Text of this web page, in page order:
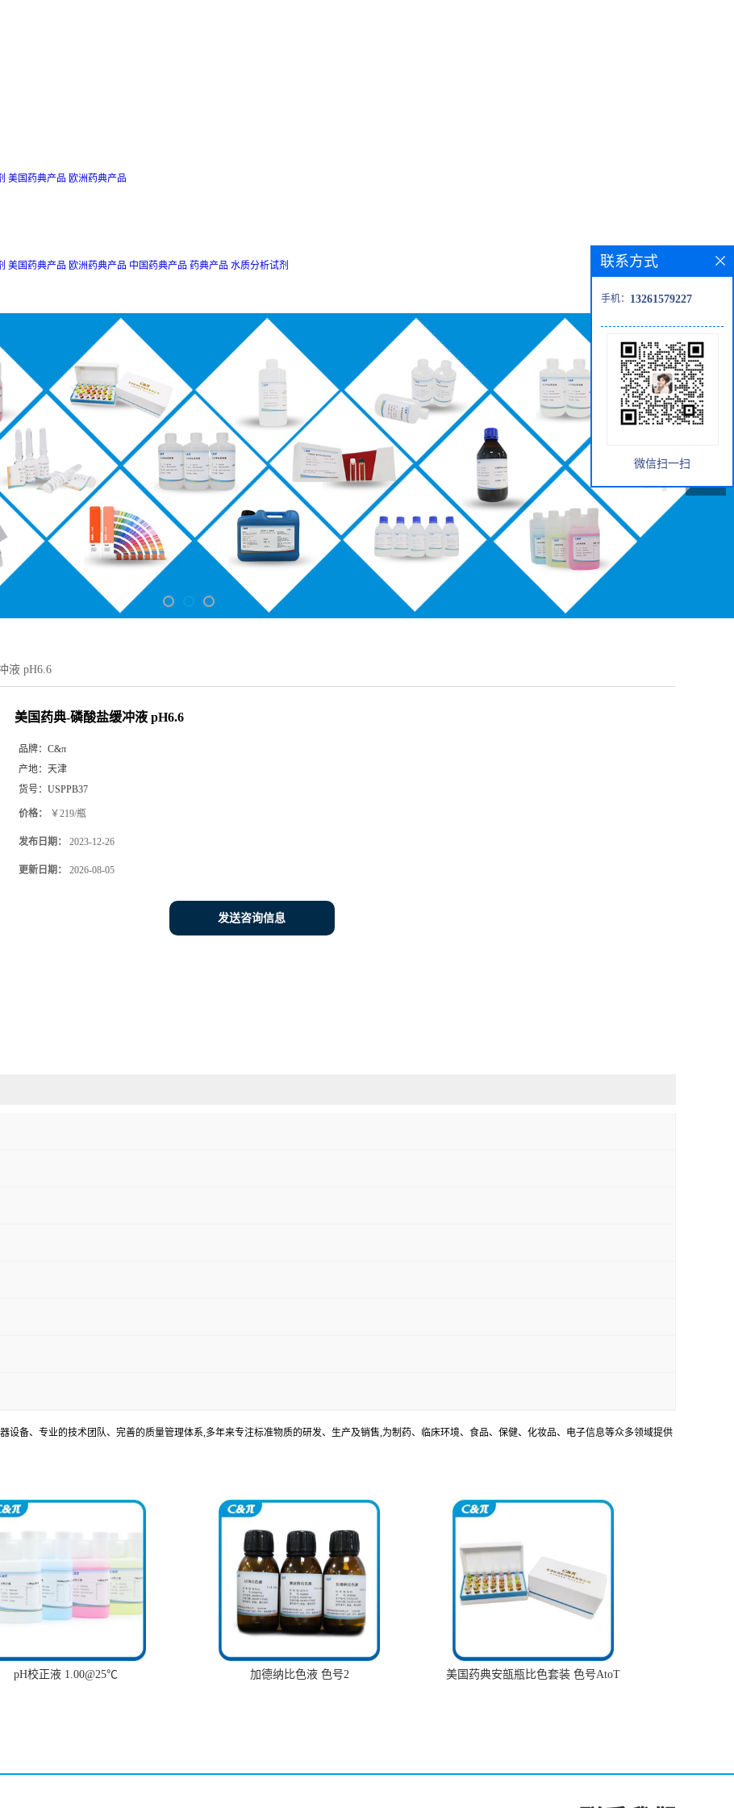
美国药典产品 欧洲药典产品
美国药典产品 欧洲药典产品 中国药典产品 药典产品 水质分析试剂
液 pH6.6
美国药典-磷酸盐缓冲液 pH6.6
品牌： C&π
产地： 天津
货号： USPPB37
价格： ￥219/瓶
发布日期： 2023-12-26
更新日期： 2026-08-05
发送咨询信息
设备、专业的技术团队、完善的质量管理体系,多年来专注标准物质的研发、生产及销售,为制药、临床环境、食品、保健、化妆品、电子信息等众多领域提供
pH校正液 1.00@25℃ 加德纳比色液 色号2 美国药典安瓿瓶比色套装 色号AtoT
联系方式
手机： 13261579227
微信扫一扫